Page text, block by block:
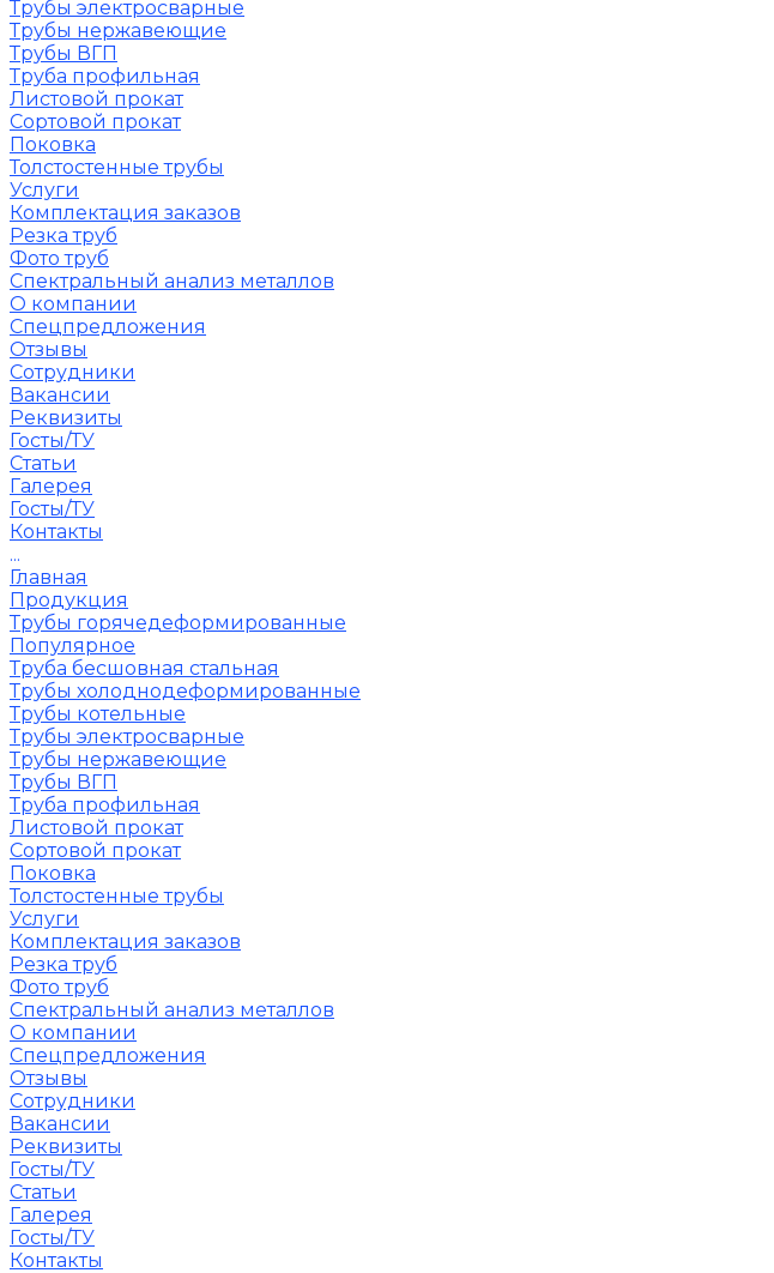
Трубы электросварные
Трубы нержавеющие
Трубы ВГП
Труба профильная
Листовой прокат
Сортовой прокат
Поковка
Толстостенные трубы
Услуги
Комплектация заказов
Резка труб
Фото труб
Спектральный анализ металлов
О компании
Спецпредложения
Отзывы
Сотрудники
Вакансии
Реквизиты
Госты/ТУ
Статьи
Галерея
Госты/ТУ
Контакты
...
Главная
Продукция
Трубы горячедеформированные
Популярное
Труба бесшовная стальная
Трубы холоднодеформированные
Трубы котельные
Трубы электросварные
Трубы нержавеющие
Трубы ВГП
Труба профильная
Листовой прокат
Сортовой прокат
Поковка
Толстостенные трубы
Услуги
Комплектация заказов
Резка труб
Фото труб
Спектральный анализ металлов
О компании
Спецпредложения
Отзывы
Сотрудники
Вакансии
Реквизиты
Госты/ТУ
Статьи
Галерея
Госты/ТУ
Контакты